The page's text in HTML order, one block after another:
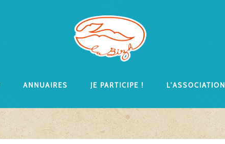
Annuaires Je participe ! L’association